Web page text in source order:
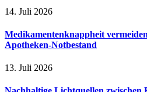
14. Juli 2026
Medikamentenknappheit
Apotheken-Notbestand
13. Juli 2026